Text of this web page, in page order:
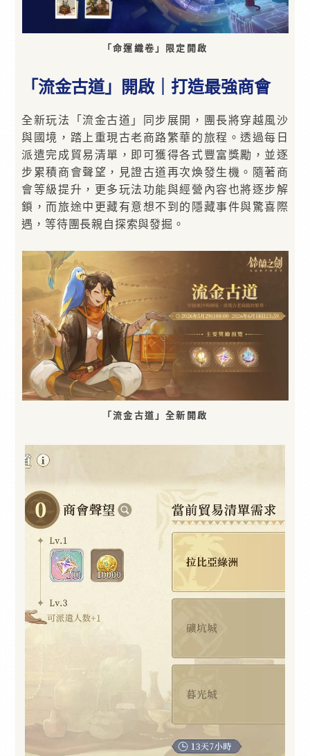
「命運織卷」限定開啟
「流金古道」開啟｜打造最強商會
全新玩法「流金古道」同步展開，團長將穿越風沙
與國境，踏上重現古老商路繁華的旅程。透過每日
派遣完成貿易清單，即可獲得各式豐富獎勵，並逐
步累積商會聲望，見證古道再次煥發生機。隨著商
會等級提升，更多玩法功能與經營內容也將逐步解
鎖，而旅途中更藏有意想不到的隱藏事件與驚喜際
遇，等待團長親自探索與發掘。
「流金古道」全新開啟